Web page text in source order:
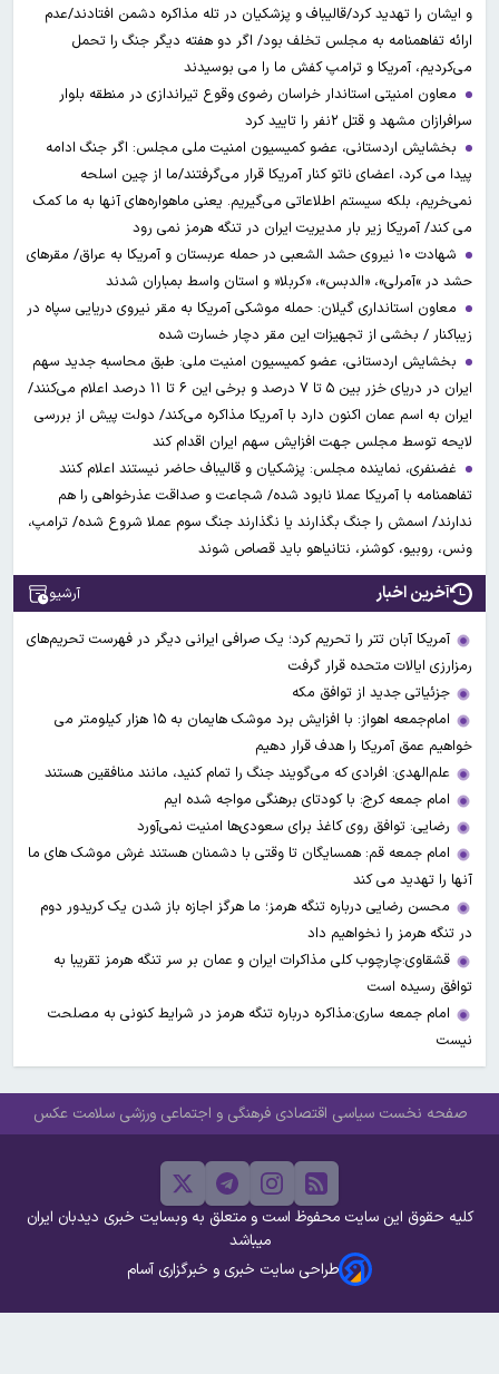
و ایشان را تهدید کرد/قالیباف و پزشکیان در تله مذاکره دشمن افتادند/عدم
ارائه تفاهمنامه به مجلس تخلف بود/ اگر دو هفته دیگر جنگ را تحمل
می‌کردیم، آمریکا و ترامپ کفش ما را می بوسیدند
معاون امنیتی استاندار خراسان رضوی وقوع تیراندازی در منطقه بلوار
سرافرازان مشهد و قتل ۲نفر را تایید کرد
بخشایش اردستانی، عضو کمیسیون امنیت ملی مجلس: اگر جنگ ادامه
پیدا می کرد، اعضای ناتو کنار آمریکا قرار می‌گرفتند/ما از چین اسلحه
نمی‌خریم، بلکه سیستم اطلاعاتی می‌گیریم. یعنی ماهواره‌های آنها به ما کمک
می کند/ آمریکا زیر بار مدیریت ایران در تنگه هرمز نمی رود
شهادت ۱۰ نیروی حشد الشعبی در حمله عربستان و آمریکا به عراق/ مقرهای
حشد در »آمرلی»، «الدبس»، «کربلا« و استان واسط بمباران شدند
معاون استانداری گیلان: حمله موشکی آمریکا به مقر نیروی دریایی سپاه در
زیباکنار / بخشی از تجهیزات این مقر دچار خسارت شده
بخشایش اردستانی، عضو کمیسیون امنیت ملی: طبق محاسبه جدید سهم
ایران در دریای خزر بین ۵ تا ۷ درصد و برخی این ۶ تا ۱۱ درصد اعلام می‌کنند/
ایران به اسم عمان اکنون دارد با آمریکا مذاکره می‌کند/ دولت پیش از بررسی
لایحه توسط مجلس جهت افزایش سهم ایران اقدام کند
غضنفری، نماینده مجلس: پزشکیان و قالیباف حاضر نیستند اعلام کنند
تفاهمنامه با آمریکا عملا نابود شده/ شجاعت و صداقت عذرخواهی را هم
ندارند/ اسمش را جنگ بگذارند یا نگذارند جنگ سوم عملا شروع شده/ ترامپ،
ونس، روبیو، کوشنر، نتانیاهو باید قصاص شوند
آخرین اخبار آرشیو
آمریکا آبان تتر را تحریم کرد؛ یک صرافی ایرانی دیگر در فهرست تحریم‌های
رمزارزی ایالات متحده قرار گرفت
جزئیاتی جدید از توافق مکه
امام‌جمعه اهواز: با افزایش برد موشک هایمان به ۱۵ هزار کیلومتر می
خواهیم عمق آمریکا را هدف قرار دهیم
علم‌الهدی: افرادی که می‌گویند جنگ را تمام کنید، مانند منافقین هستند
امام جمعه کرج: با کودتای برهنگی مواجه شده ایم
رضایی: توافق روی کاغذ برای سعودی‌ها امنیت نمی‌آورد
امام جمعه قم: همسایگان تا وقتی با دشمنان هستند غرش موشک های ما
آنها را تهدید می کند
محسن رضایی درباره تنگه هرمز؛ ما هرگز اجازه باز شدن یک کریدور دوم
در تنگه هرمز را نخواهیم داد
قشقاوی:چارچوب کلی مذاکرات ایران و عمان بر سر تنگه هرمز تقریبا به
توافق رسیده است
امام جمعه ساری:مذاکره درباره تنگه هرمز در شرایط کنونی به مصلحت
نیست
صفحه نخست سیاسی اقتصادی فرهنگی و اجتماعی ورزشی سلامت عکس
کلیه حقوق این سایت محفوظ است و متعلق به وبسایت خبری دیدبان ایران
میباشد
طراحی سایت خبری و خبرگزاری آسام